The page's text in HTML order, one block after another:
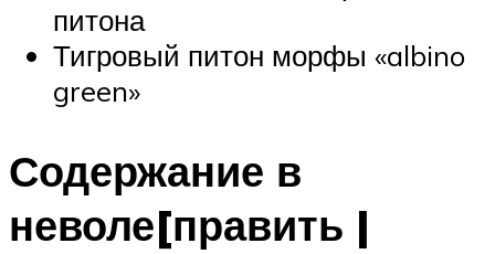
питона
Тигровый питон морфы «albino
green»
Содержание в
неволе[править |